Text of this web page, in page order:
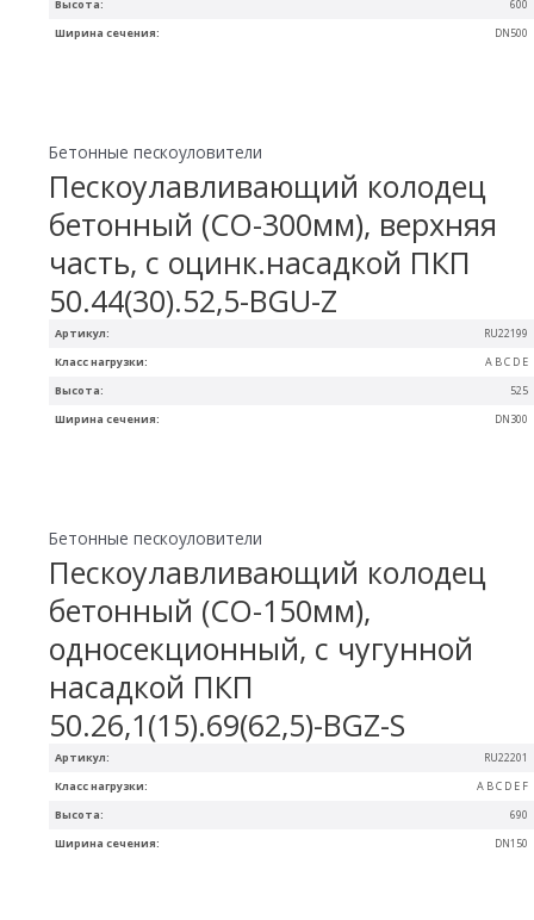
Ширина сечения: DN500
Высота: 600
Артикул: RU22199
Ширина сечения: DN300
Высота: 525
Класс нагрузки: A B C D E
Бетонные пескоуловители
Пескоулавливающий колодец
бетонный (СО-300мм), верхняя
часть, с оцинк.насадкой ПКП
50.44(30).52,5-BGU-Z
Артикул: RU22201
Ширина сечения: DN150
Высота: 690
Класс нагрузки: A B C D E F
Бетонные пескоуловители
Пескоулавливающий колодец
бетонный (СО-150мм),
односекционный, с чугунной
насадкой ПКП
50.26,1(15).69(62,5)-BGZ-S